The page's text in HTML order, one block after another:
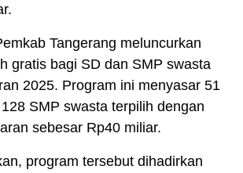
Tangerang meluncurkan
gratis bagi SD dan SMP swasta
2025. Program ini menyasar 51
SMP swasta terpilih dengan
sebesar Rp40 miliar.
program tersebut dihadirkan